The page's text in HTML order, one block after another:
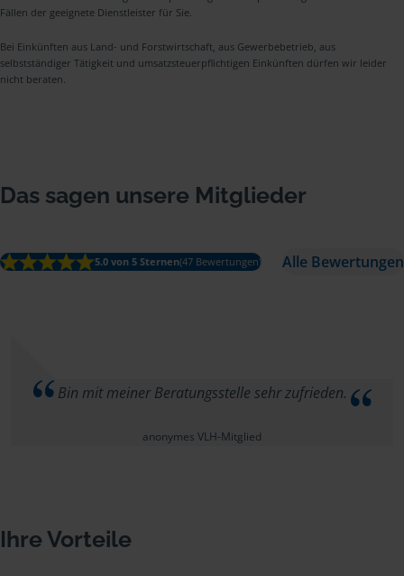
Fällen der geeignete Dienstleister für Sie.
Bei Einkünften aus Land- und Forstwirtschaft, aus Gewerbebetrieb, aus
selbstständiger Tätigkeit und umsatzsteuerpflichtigen Einkünften dürfen wir leider
nicht beraten.
Das sagen unsere Mitglieder
5.0 von 5 Sternen(47 Bewertungen) Alle Bewertungen
Bin mit meiner Beratungsstelle sehr zufrieden.
anonymes VLH-Mitglied
Ihre Vorteile